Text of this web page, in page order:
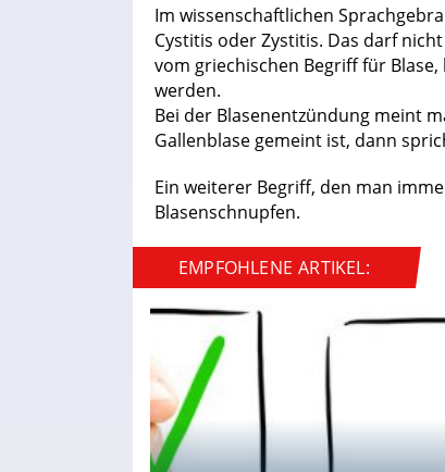
Im wissenschaftlichen
Cystitis oder Zystitis. Das darf
vom griechischen Begriff für
werden.
Bei der Blasenentzündung meint
Gallenblase gemeint ist, dann
Ein weiterer Begriff, den man
Blasenschnupfen.
EMPFOHLENE ARTIKEL: